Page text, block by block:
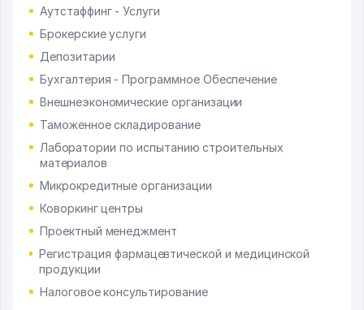
Аутстаффинг - Услуги
Брокерские услуги
Депозитарии
Бухгалтерия - Программное Обеспечение
Внешнеэкономические организации
Таможенное складирование
Лаборатории по испытанию строительных
материалов
Микрокредитные организации
Коворкинг центры
Проектный менеджмент
Регистрация фармацевтической и медицинской
продукции
Налоговое консультирование